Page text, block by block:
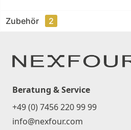
Zubehör 2
Beratung & Service
+49 (0) 7456 220 99 99
info@nexfour.com